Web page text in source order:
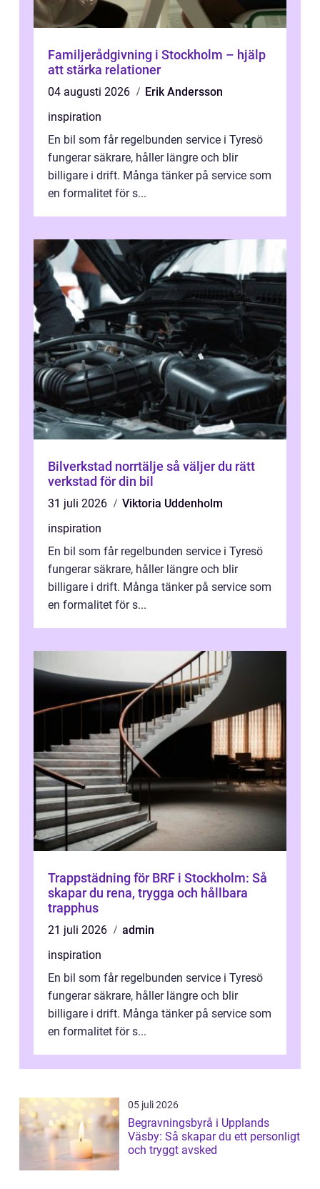
Familjerådgivning i Stockholm – hjälp
att stärka relationer
04 augusti 2026
Erik Andersson
inspiration
En bil som får regelbunden service i Tyresö
fungerar säkrare, håller längre och blir
billigare i drift. Många tänker på service som
en formalitet för s...
Bilverkstad norrtälje så väljer du rätt
verkstad för din bil
31 juli 2026
Viktoria Uddenholm
inspiration
En bil som får regelbunden service i Tyresö
fungerar säkrare, håller längre och blir
billigare i drift. Många tänker på service som
en formalitet för s...
Trappstädning för BRF i Stockholm: Så
skapar du rena, trygga och hållbara
trapphus
21 juli 2026
admin
inspiration
En bil som får regelbunden service i Tyresö
fungerar säkrare, håller längre och blir
billigare i drift. Många tänker på service som
en formalitet för s...
05 juli 2026
Begravningsbyrå i Upplands
Väsby: Så skapar du ett personligt
och tryggt avsked